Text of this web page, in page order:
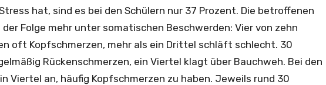
hat, sind es bei den Schülern nur 37 Prozent. Die betroffenen
der Folge mehr unter somatischen Beschwerden: Vier von zehn
oft Kopfschmerzen, mehr als ein Drittel schläft schlecht. 30
Rückenschmerzen, ein Viertel klagt über Bauchweh. Bei den
Viertel an, häufig Kopfschmerzen zu haben. Jeweils rund 30